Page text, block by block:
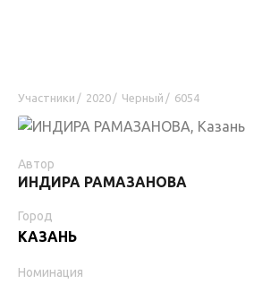
Участники / 2020 / Черный / 6054
Автор
ИНДИРА РАМАЗАНОВА
Город
КАЗАНЬ
Номинация